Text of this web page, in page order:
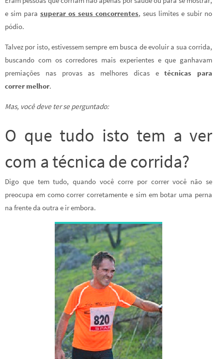
e sim para superar os seus concorrentes, seus limites e subir no
pódio.
Talvez por isto, estivessem sempre em busca de evoluir a sua corrida,
buscando com os corredores mais experientes e que ganhavam
premiações nas provas as melhores dicas etécnicas para
correr melhor.
Mas, você deve ter se perguntado:
O que tudo isto tem a ver
com a técnica de corrida?
Digo que tem tudo, quando você corre por correr você não se
preocupa em como correr corretamente e sim em botar uma perna
na frente da outra e ir embora.